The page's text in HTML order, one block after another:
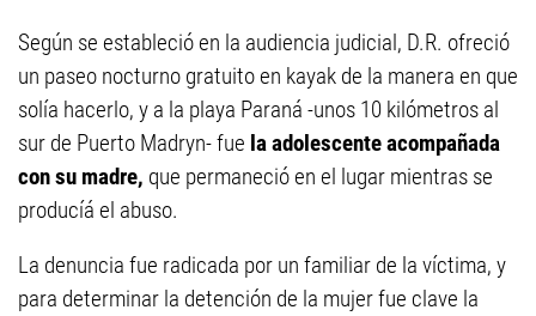
Según se estableció en la audiencia judicial, D.R. ofreció
un paseo nocturno gratuito en kayak de la manera en que
solía hacerlo, y a la playa Paraná -unos 10 kilómetros al
sur de Puerto Madryn- fue la adolescente acompañada
con su madre, que permaneció en el lugar mientras se
producíá el abuso.
La denuncia fue radicada por un familiar de la víctima, y
para determinar la detención de la mujer fue clave la